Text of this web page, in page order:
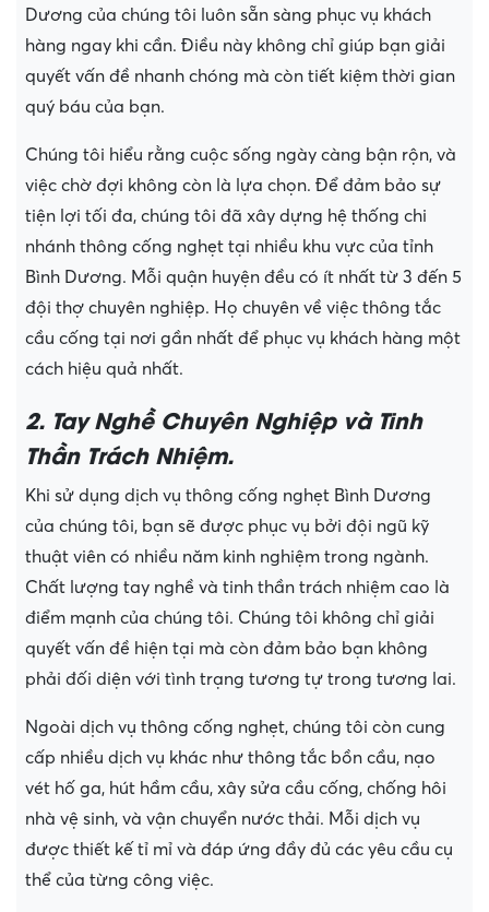
Dương của chúng tôi luôn sẵn sàng phục vụ khách
hàng ngay khi cần. Điều này không chỉ giúp bạn giải
quyết vấn đề nhanh chóng mà còn tiết kiệm thời gian
quý báu của bạn.
Chúng tôi hiểu rằng cuộc sống ngày càng bận rộn, và
việc chờ đợi không còn là lựa chọn. Để đảm bảo sự
tiện lợi tối đa, chúng tôi đã xây dựng hệ thống chi
nhánh thông cống nghẹt tại nhiều khu vực của tỉnh
Bình Dương. Mỗi quận huyện đều có ít nhất từ 3 đến 5
đội thợ chuyên nghiệp. Họ chuyên về việc thông tắc
cầu cống tại nơi gần nhất để phục vụ khách hàng một
cách hiệu quả nhất.
2. Tay Nghề Chuyên Nghiệp và Tinh
Thần Trách Nhiệm.
Khi sử dụng dịch vụ thông cống nghẹt Bình Dương
của chúng tôi, bạn sẽ được phục vụ bởi đội ngũ kỹ
thuật viên có nhiều năm kinh nghiệm trong ngành.
Chất lượng tay nghề và tinh thần trách nhiệm cao là
điểm mạnh của chúng tôi. Chúng tôi không chỉ giải
quyết vấn đề hiện tại mà còn đảm bảo bạn không
phải đối diện với tình trạng tương tự trong tương lai.
Ngoài dịch vụ thông cống nghẹt, chúng tôi còn cung
cấp nhiều dịch vụ khác như thông tắc bồn cầu, nạo
vét hố ga, hút hầm cầu, xây sửa cầu cống, chống hôi
nhà vệ sinh, và vận chuyển nước thải. Mỗi dịch vụ
được thiết kế tỉ mỉ và đáp ứng đầy đủ các yêu cầu cụ
thể của từng công việc.